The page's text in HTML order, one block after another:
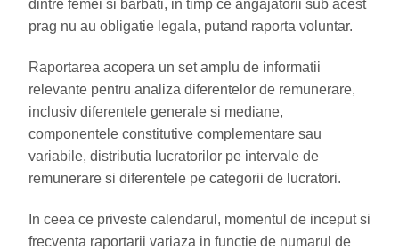
dintre femei si barbati, in timp ce angajatorii sub acest
prag nu au obligatie legala, putand raporta voluntar.
Raportarea acopera un set amplu de informatii
relevante pentru analiza diferentelor de remunerare,
inclusiv diferentele generale si mediane,
componentele constitutive complementare sau
variabile, distributia lucratorilor pe intervale de
remunerare si diferentele pe categorii de lucratori.
In ceea ce priveste calendarul, momentul de inceput si
frecventa raportarii variaza in functie de numarul de